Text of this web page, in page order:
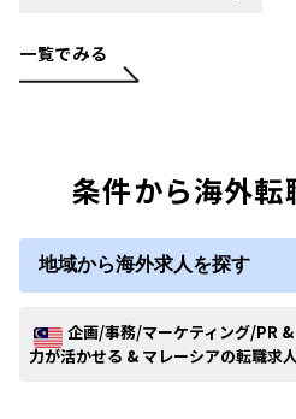
一覧でみる
条件から海外転
地域から海外求人を探す
企画/事務/マーケティング/PR
力が活かせる & マレーシアの転職求人